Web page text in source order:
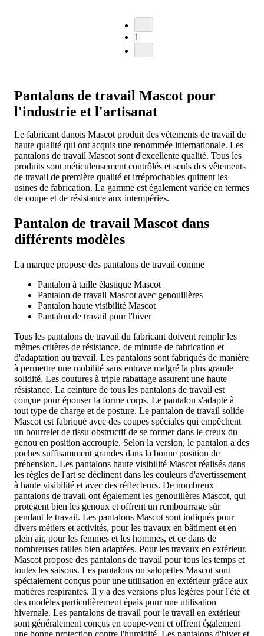
1
Pantalons de travail Mascot pour
l'industrie et l'artisanat
Le fabricant danois Mascot produit des vêtements de travail de
haute qualité qui ont acquis une renommée internationale. Les
pantalons de travail Mascot sont d'excellente qualité. Tous les
produits sont méticuleusement contrôlés et seuls des vêtements
de travail de première qualité et irréprochables quittent les
usines de fabrication. La gamme est également variée en termes
de coupe et de résistance aux intempéries.
Pantalon de travail Mascot dans
différents modèles
La marque propose des pantalons de travail comme
Pantalon à taille élastique Mascot
Pantalon de travail Mascot avec genouillères
Pantalon haute visibilité Mascot
Pantalon de travail pour l'hiver
Tous les pantalons de travail du fabricant doivent remplir les
mêmes critères de résistance, de minutie de fabrication et
d'adaptation au travail. Les pantalons sont fabriqués de manière
à permettre une mobilité sans entrave malgré la plus grande
solidité. Les coutures à triple rabattage assurent une haute
résistance. La ceinture de tous les pantalons de travail est
conçue pour épouser la forme corps. Le pantalon s'adapte à
tout type de charge et de posture. Le pantalon de travail solide
Mascot est fabriqué avec des coupes spéciales qui empêchent
un bourrelet de tissu obstructif de se former dans le creux du
genou en position accroupie. Selon la version, le pantalon a des
poches suffisamment grandes dans la bonne position de
préhension. Les pantalons haute visibilité Mascot réalisés dans
les règles de l'art se déclinent dans les couleurs d'avertissement
à haute visibilité et avec des réflecteurs. De nombreux
pantalons de travail ont également les genouillères Mascot, qui
protègent bien les genoux et offrent un rembourrage sûr
pendant le travail. Les pantalons Mascot sont indiqués pour
divers métiers et activités, pour les travaux en bâtiment et en
plein air, pour les femmes et les hommes, et ce dans de
nombreuses tailles bien adaptées. Pour les travaux en extérieur,
Mascot propose des pantalons de travail pour tous les temps et
toutes les saisons. Les pantalons ou salopettes Mascot sont
spécialement conçus pour une utilisation en extérieur grâce aux
matières respirantes. Il y a des versions plus légères pour l'été et
des modèles particulièrement épais pour une utilisation
hivernale. Les pantalons de travail pour le travail en extérieur
sont généralement conçus en coupe-vent et offrent également
une bonne protection contre l'humidité. Les pantalons d'hiver et